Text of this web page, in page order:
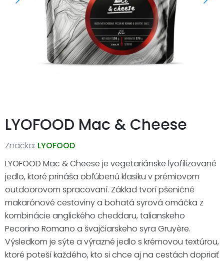
LYOFOOD Mac & Cheese
Značka: LYOFOOD
LYOFOOD Mac & Cheese je vegetariánske lyofilizované
jedlo, ktoré prináša obľúbenú klasiku v prémiovom
outdoorovom spracovaní. Základ tvorí pšeničné
makarónové cestoviny a bohatá syrová omáčka z
kombinácie anglického cheddaru, talianskeho
Pecorino Romano a švajčiarskeho syra Gruyère.
Výsledkom je sýte a výrazné jedlo s krémovou textúrou,
ktoré poteší každého, kto si chce aj na cestách dopriať